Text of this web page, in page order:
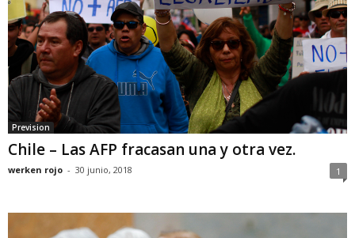
Prevision
Chile – Las AFP fracasan una y otra vez.
werken rojo - 30 junio, 2018 1